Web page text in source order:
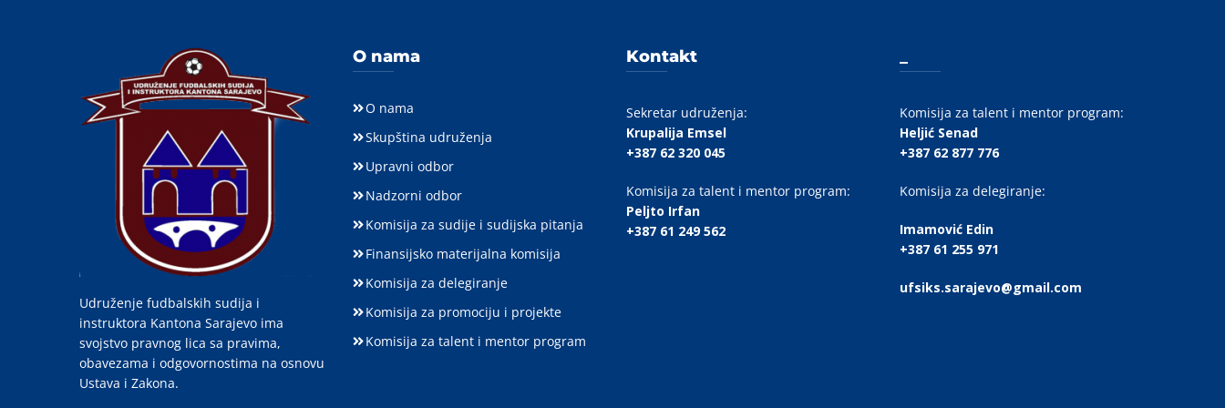
Udruženje fudbalskih sudija i
instruktora Kantona Sarajevo ima
svojstvo pravnog lica sa pravima,
obavezama i odgovornostima na osnovu
Ustava i Zakona.
O nama
O nama
Skupština udruženja
Upravni odbor
Nadzorni odbor
Komisija za sudije i sudijska pitanja
Finansijsko materijalna komisija
Komisija za delegiranje
Komisija za promociju i projekte
Komisija za talent i mentor program
Kontakt
Sekretar udruženja:
Krupalija Emsel
+387 62 320 045
Komisija za talent i mentor program:
Peljto Irfan
+387 61 249 562
Komisija za talent i mentor program:
Heljić Senad
+387 62 877 776
Komisija za delegiranje:
Imamović Edin
+387 61 255 971
ufsiks.sarajevo@gmail.com